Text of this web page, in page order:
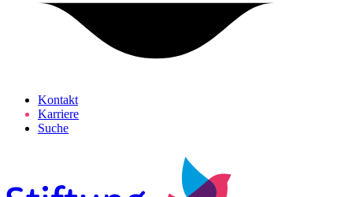
Kontakt
Karriere
Suche